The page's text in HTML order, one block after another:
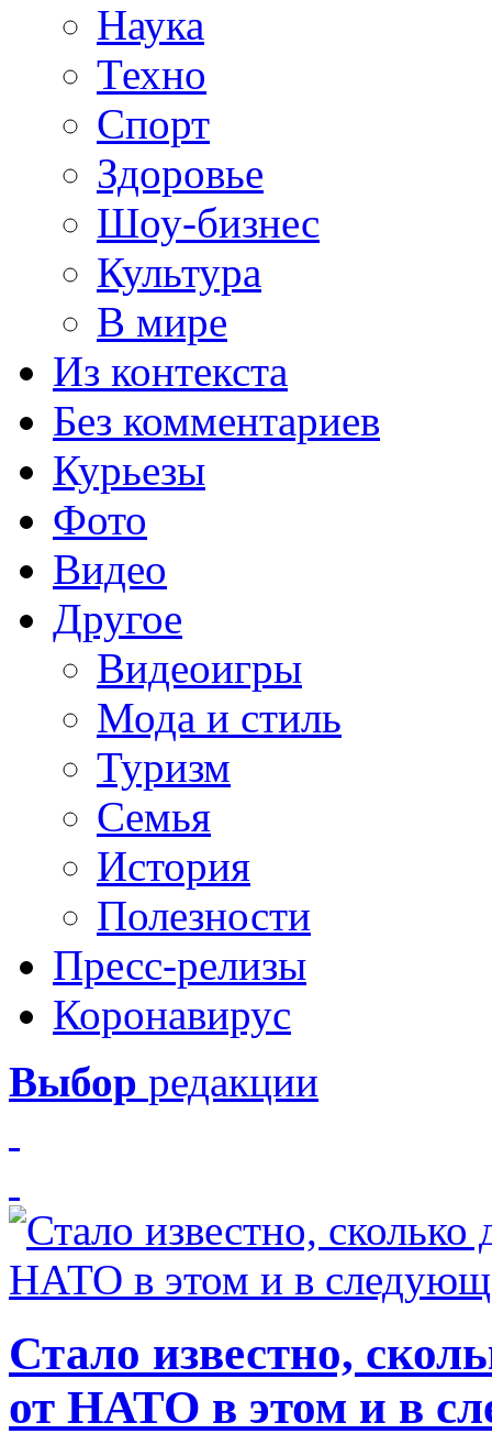
Наука
Техно
Спорт
Здоровье
Шоу-бизнес
Культура
В мире
Из контекста
Без комментариев
Курьезы
Фото
Видео
Другое
Видеоигры
Мода и стиль
Туризм
Семья
История
Полезности
Пресс-релизы
Коронавирус
Выбор редакции
Стало известно,
от НАТО в этом и в